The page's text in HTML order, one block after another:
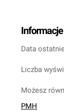
Data
Liczba
Możesz
PMH